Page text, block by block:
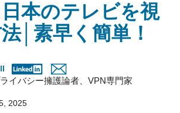
本のテレビを視
│素早く簡単！
イバシー擁護論者、VPN専門家
2025